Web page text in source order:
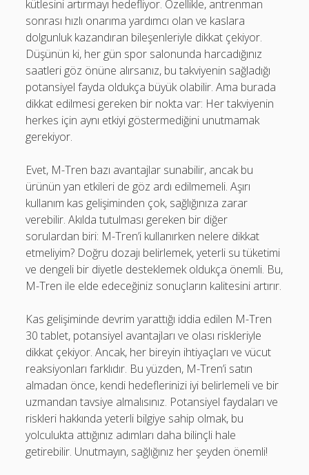
kütlesini artırmayı hedefliyor. Özellikle, antrenman
sonrası hızlı onarıma yardımcı olan ve kaslara
dolgunluk kazandıran bileşenleriyle dikkat çekiyor.
Düşünün ki, her gün spor salonunda harcadığınız
saatleri göz önüne alırsanız, bu takviyenin sağladığı
potansiyel fayda oldukça büyük olabilir. Ama burada
dikkat edilmesi gereken bir nokta var: Her takviyenin
herkes için aynı etkiyi göstermediğini unutmamak
gerekiyor.
Evet, M-Tren bazı avantajlar sunabilir, ancak bu
ürünün yan etkileri de göz ardı edilmemeli. Aşırı
kullanım kas gelişiminden çok, sağlığınıza zarar
verebilir. Akılda tutulması gereken bir diğer
sorulardan biri: M-Tren’i kullanırken nelere dikkat
etmeliyim? Doğru dozajı belirlemek, yeterli su tüketimi
ve dengeli bir diyetle desteklemek oldukça önemli. Bu,
M-Tren ile elde edeceğiniz sonuçların kalitesini artırır.
Kas gelişiminde devrim yarattığı iddia edilen M-Tren
30 tablet, potansiyel avantajları ve olası riskleriyle
dikkat çekiyor. Ancak, her bireyin ihtiyaçları ve vücut
reaksiyonları farklıdır. Bu yüzden, M-Tren’i satın
almadan önce, kendi hedeflerinizi iyi belirlemeli ve bir
uzmandan tavsiye almalısınız. Potansiyel faydaları ve
riskleri hakkında yeterli bilgiye sahip olmak, bu
yolculukta attığınız adımları daha bilinçli hale
getirebilir. Unutmayın, sağlığınız her şeyden önemli!